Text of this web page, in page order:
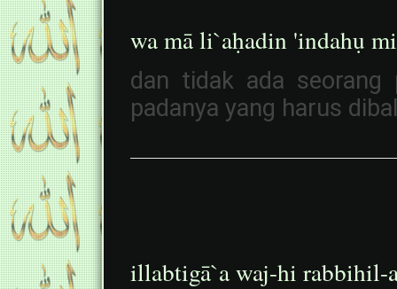
wa mā li`aḥadin 'indahụ
dan tidak ada
padanya yang harus
illabtigā`a waj-hi rabbihil-